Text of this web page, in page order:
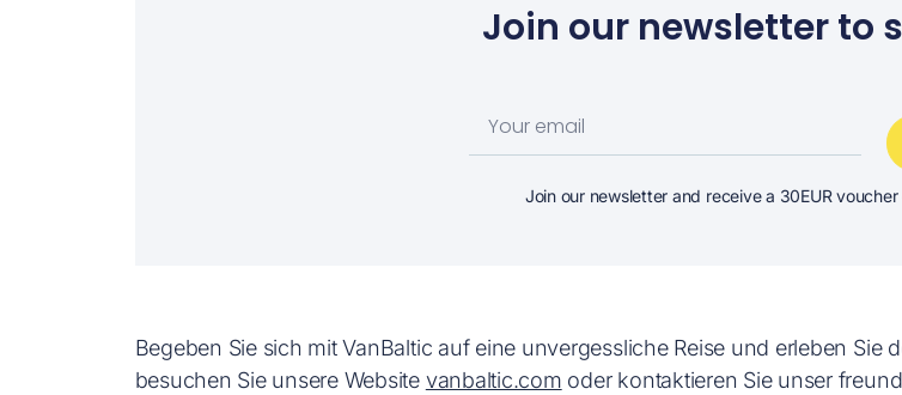
Join our newsletter to
Join our newsletter and receive a 30EUR
Begeben Sie sich mit VanBaltic auf eine unvergessliche Reise und erleben
besuchen Sie unsere Website vanbaltic.com oder kontaktieren Sie unser